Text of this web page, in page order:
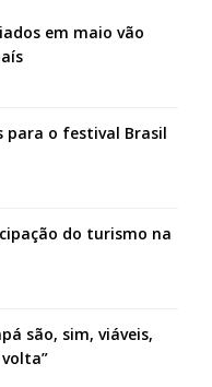
em maio vão
para o festival Brasil
do turismo na
são, sim, viáveis,